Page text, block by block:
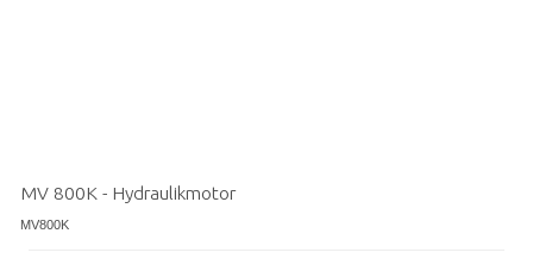
MV 800K - Hydraulikmotor
MV800K